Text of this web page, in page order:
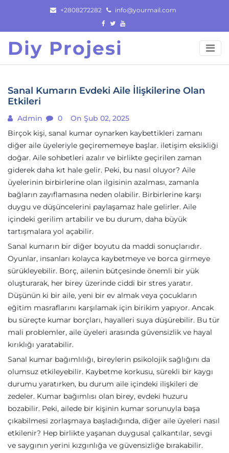
content
+2808272282 info@yourmail.com
Diy Projesi
Sanal Kumarın Evdeki Aile İlişkilerine Olan
Etkileri
Admin 0
On Şub 02, 2025
Birçok kişi, sanal kumar oynarken kaybettikleri zamanı
diğer aile üyeleriyle geçirememeye başlar. iletişim eksikliği
doğar. Aile sohbetleri azalır ve birlikte geçirilen zaman
giderek daha kıt hale gelir. Peki, bu nasıl oluyor? Aile
üyelerinin birbirlerine olan ilgisinin azalması, zamanla
bağların zayıflamasına neden olabilir. Birbirlerine karşı
duygu ve düşüncelerini paylaşamaz hale gelirler. Aile
içindeki gerilim artabilir ve bu durum, daha büyük
tartışmalara yol açabilir.
Sanal kumarın bir diğer boyutu da maddi sonuçlarıdır.
Oyunlar, insanları kolayca kaybetmeye ve borca girmeye
sürükleyebilir. Borç, ailenin bütçesinde önemli bir yük
oluşturarak, her birey üzerinde ciddi bir stres yaratır.
Düşünün ki bir aile, yeni bir ev almak veya çocukların
eğitim masraflarını karşılamak için birikim yapıyor. Ancak
bu süreçte kumar borçları, hayalleri suya düşürebilir. Bu tür
mali problemler, aile üyeleri arasında güvensizlik ve hayal
kırıklığı yaratabilir.
Sanal kumar bağımlılığı, bireylerin psikolojik sağlığını da
olumsuz etkileyebilir. Kaybetme korkusu, sürekli bir kaygı
durumu yaratırken, bu durum aile içindeki ilişkileri de
zedeler. Kumar bağımlısı olan birey, evdeki huzuru
bozabilir. Peki, ailede bir kişinin kumar sorunuyla başa
çıkabilmesi zorlaşmaya başladığında, diğer aile üyeleri nasıl
etkilenir? Hep birlikte yaşanan duygusal çalkantılar, sevgi
ve saygının yerini kızgınlığa ve güvensizliğe bırakabilir.